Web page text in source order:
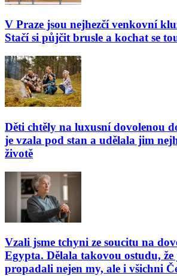
V Praze jsou nejhezčí venkovní
Stačí si půjčit brusle a kochat se
Děti chtěly na luxusní dovolenou
je vzala pod stan a udělala jim
životě
Vzali jsme tchyni ze soucitu na
Egypta. Dělala takovou ostudu, že
propadali nejen my, ale i všichni